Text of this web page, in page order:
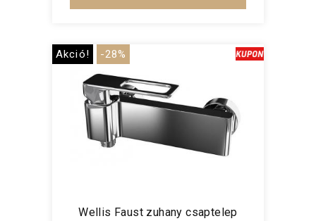
Akció! -28%
Wellis Faust zuhany csaptelep